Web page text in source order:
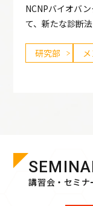
NCNPバイオバ
て、新たな診断
研究部
講習会・セミナ